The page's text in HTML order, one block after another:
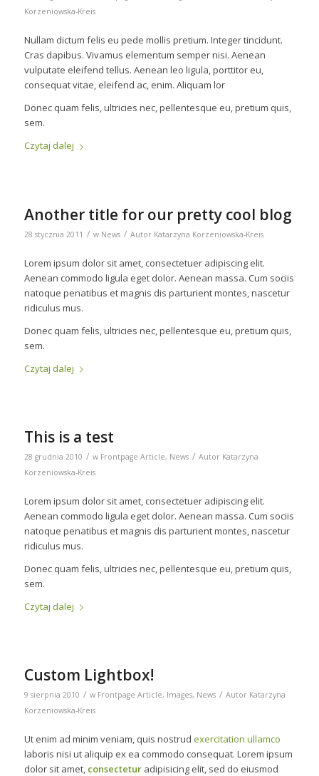
Korzeniowska-Kreis
Nullam dictum felis eu pede mollis pretium. Integer tincidunt.
Cras dapibus. Vivamus elementum semper nisi. Aenean
vulputate eleifend tellus. Aenean leo ligula, porttitor eu,
consequat vitae, eleifend ac, enim. Aliquam lor
Donec quam felis, ultricies nec, pellentesque eu, pretium quis,
sem.
Czytaj dalej
Another title for our pretty cool blog
28 stycznia 2011 / w News / Autor Katarzyna Korzeniowska-Kreis
Lorem ipsum dolor sit amet, consectetuer adipiscing elit.
Aenean commodo ligula eget dolor. Aenean massa. Cum sociis
natoque penatibus et magnis dis parturient montes, nascetur
ridiculus mus.
Donec quam felis, ultricies nec, pellentesque eu, pretium quis,
sem.
Czytaj dalej
This is a test
28 grudnia 2010 / w Frontpage Article, News / Autor Katarzyna
Korzeniowska-Kreis
Lorem ipsum dolor sit amet, consectetuer adipiscing elit.
Aenean commodo ligula eget dolor. Aenean massa. Cum sociis
natoque penatibus et magnis dis parturient montes, nascetur
ridiculus mus.
Donec quam felis, ultricies nec, pellentesque eu, pretium quis,
sem.
Czytaj dalej
Custom Lightbox!
9 sierpnia 2010 / w Frontpage Article, Images, News / Autor Katarzyna
Korzeniowska-Kreis
Ut enim ad minim veniam, quis nostrud exercitation ullamco
laboris nisi ut aliquip ex ea commodo consequat. Lorem ipsum
dolor sit amet, consecteturadipisicing elit, sed do eiusmod